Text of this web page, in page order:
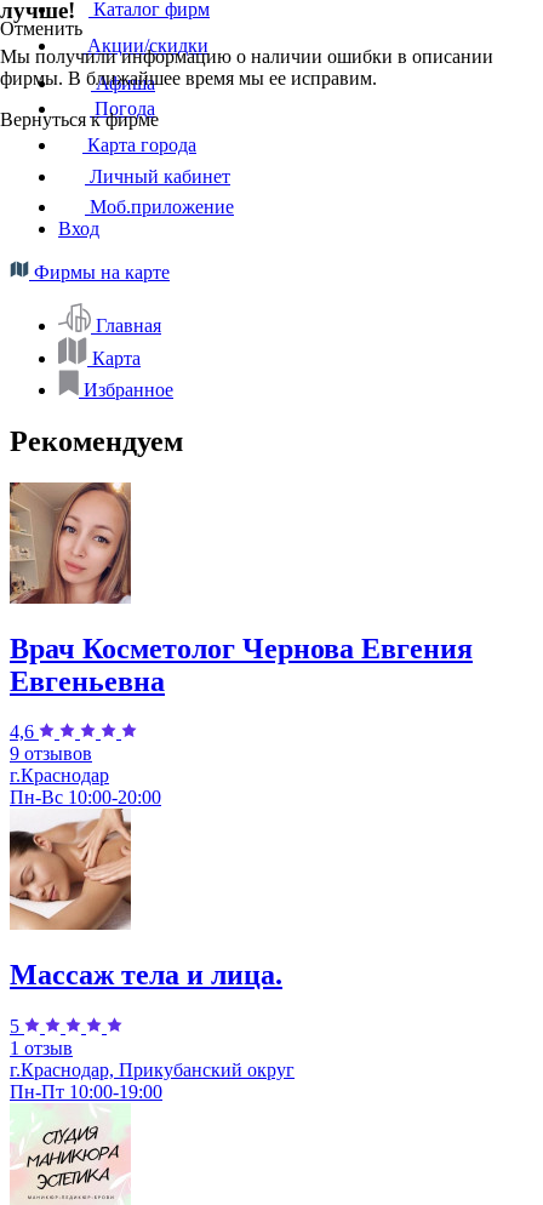
Отменить
лучше!
Мы получили информацию о наличии ошибки в описании
фирмы. В ближайшее время мы ее исправим.
Вернуться к фирме
Каталог фирм
Акции/скидки
Афиша
Погода
Карта города
Личный кабинет
Моб.приложение
Вход
Фирмы на карте
Главная
Карта
Избранное
Рекомендуем
Врач Косметолог Чернова Евгения
Евгеньевна
4,6
9 отзывов
г.Краснодар
Пн-Вс 10:00-20:00
Массаж тела и лица.
5
1 отзыв
г.Краснодар, Прикубанский округ
Пн-Пт 10:00-19:00